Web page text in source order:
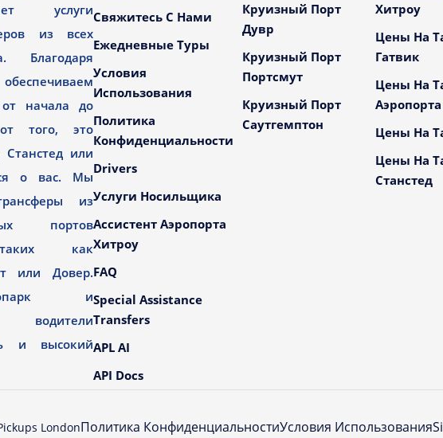
услуги
из всех
Благодаря
начала до
того, это
Станстед или
о вас. Мы
из
портов
таких как
или Довер.
и
водители
и высокий
Свяжитесь С Нами
Ежедневные Туры
Условия
Использования
Политика
Конфиденциальности
Drivers
Услуги Носильщика
Ассистент Аэропорта
Хитроу
FAQ
Special Assistance
Transfers
APL AI
API Docs
Круизный Порт
Дувр
Круизный Порт
Портсмут
Круизный Порт
Саутгемптон
Хитроу
Цены На
Гатвик
Цены На
Аэропорта
Цены На
Цены На
Станстед
LondonПолитика КонфиденциальностиУсловия Использования